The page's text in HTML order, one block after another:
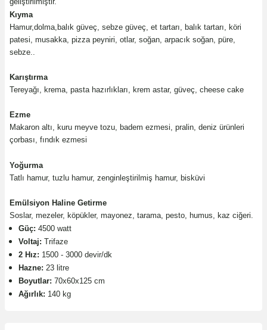
Kıyma
Hamur,dolma,balık güveç, sebze güveç, et tartarı, balık tartarı, köri
patesi, musakka, pizza peyniri, otlar, soğan, arpacık soğan, püre,
sebze..
Karıştırma
Tereyağı, krema, pasta hazırlıkları, krem astar, güveç, cheese cake
Ezme
Makaron altı, kuru meyve tozu, badem ezmesi, pralin, deniz ürünleri
çorbası, fındık ezmesi
Yoğurma
Tatlı hamur, tuzlu hamur, zenginleştirilmiş hamur, bisküvi
Emülsiyon Haline Getirme
Soslar, mezeler, köpükler, mayonez, tarama, pesto, humus, kaz ciğeri.
Güç: 4500 watt
Voltaj: Trifaze
2 Hız: 1500 - 3000 devir/dk
Hazne: 23 litre
Boyutlar: 70x60x125 cm
Ağırlık: 140 kg